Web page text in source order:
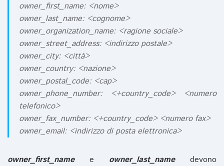
owner_first_name: <nome>
owner_last_name: <cognome>
owner_organization_name: <ragione sociale>
owner_street_address: <indirizzo postale>
owner_city: <città>
owner_country: <nazione>
owner_postal_code: <cap>
owner_phone_number: <+country_code> <numero
telefonico>
owner_fax_number: <+country_code> <numero fax>
owner_email: <indirizzo di posta elettronica>
owner_first_namee owner_last_namedevono